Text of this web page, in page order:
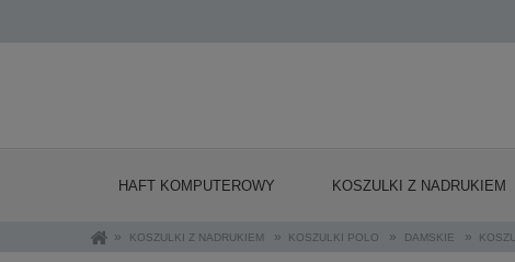
HAFT KOMPUTEROWY KOSZULKI Z NADRUKIEM
» KOSZULKI Z NADRUKIEM » KOSZULKI POLO » DAMSKIE »